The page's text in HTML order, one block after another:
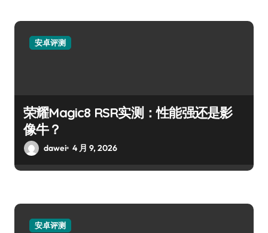
安卓评测
荣耀Magic8 RSR实测：性能强还是影
像牛？
dawei 4 月 9, 2026
安卓评测